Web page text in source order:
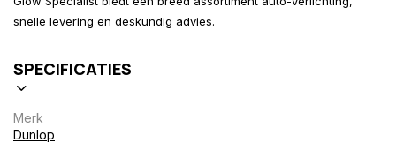
snelle levering en deskundig advies.
SPECIFICATIES
Merk
Dunlop